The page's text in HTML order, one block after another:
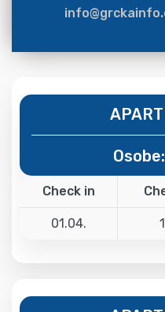
Osobe:
Check in
01.04.